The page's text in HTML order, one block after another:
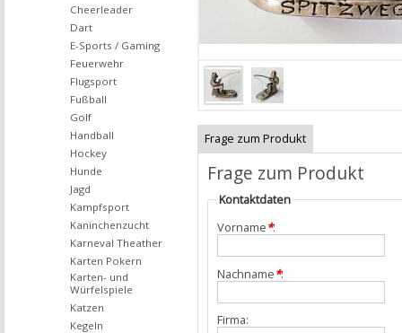
Frage zum Produkt
Frage zum Produkt
Kontaktdaten
Vorname*:
Nachname*:
Firma:
Cheerleader
Dart
E-Sports / Gaming
Feuerwehr
Flugsport
Fußball
Golf
Handball
Hockey
Hunde
Jagd
Kampfsport
Kaninchenzucht
Karneval Theather
Karten Pokern
Karten- und
Würfelspiele
Katzen
Kegeln